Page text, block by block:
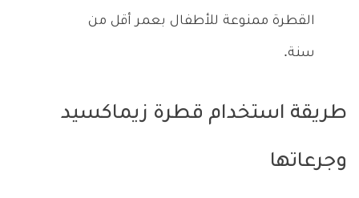
القطرة ممنوعة للأطفال بعمر أقل من
سنة.
طريقة استخدام قطرة زيماكسيد
وجرعاتها